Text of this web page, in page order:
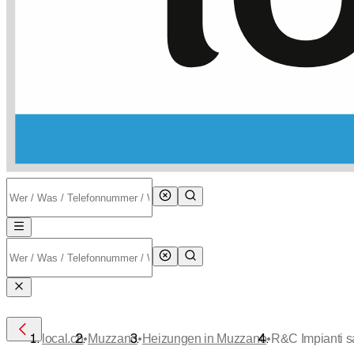
local.ch•Muzzano•Heizungen in Muzzano•R&C Impianti